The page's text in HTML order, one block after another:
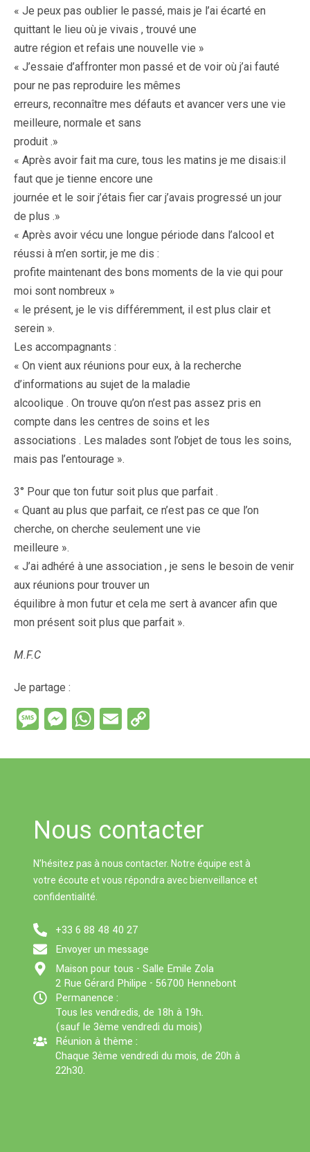
« Je peux pas oublier le passé, mais je l’ai écarté en
quittant le lieu où je vivais , trouvé une
autre région et refais une nouvelle vie »
« J’essaie d’affronter mon passé et de voir où j’ai fauté
pour ne pas reproduire les mêmes
erreurs, reconnaître mes défauts et avancer vers une vie
meilleure, normale et sans
produit .»
« Après avoir fait ma cure, tous les matins je me disais:il
faut que je tienne encore une
journée et le soir j’étais fier car j’avais progressé un jour
de plus .»
« Après avoir vécu une longue période dans l’alcool et
réussi à m’en sortir, je me dis :
profite maintenant des bons moments de la vie qui pour
moi sont nombreux »
« le présent, je le vis différemment, il est plus clair et
serein ».
Les accompagnants :
« On vient aux réunions pour eux, à la recherche
d’informations au sujet de la maladie
alcoolique . On trouve qu’on n’est pas assez pris en
compte dans les centres de soins et les
associations . Les malades sont l’objet de tous les soins,
mais pas l’entourage ».
3° Pour que ton futur soit plus que parfait .
« Quant au plus que parfait, ce n’est pas ce que l’on
cherche, on cherche seulement une vie
meilleure ».
« J’ai adhéré à une association , je sens le besoin de venir
aux réunions pour trouver un
équilibre à mon futur et cela me sert à avancer afin que
mon présent soit plus que parfait ».
M.F.C
Je partage :
M
s
e
M
se
er
W
at
p
E
ail py
k
Nous contacter
N’hésitez pas à nous contacter. Notre équipe est à
votre écoute et vous répondra avec bienveillance et
confidentialité.
+33 6 88 48 40 27
Envoyer un message
Maison pour tous - Salle Emile Zola
2 Rue Gérard Philipe - 56700 Hennebont
Permanence :
Tous les vendredis, de 18h à 19h.
(sauf le 3ème vendredi du mois)
Réunion à thème :
Chaque 3ème vendredi du mois, de 20h à
22h30.